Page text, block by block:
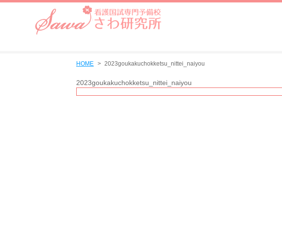
HOME 2023goukakuchokketsu_nittei_naiyou
2023goukakuchokketsu_nittei_naiyou